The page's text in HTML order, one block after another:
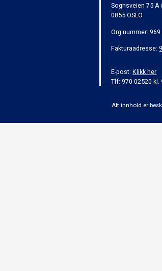
Sognsveien 75 A
0855 OSLO
Org.nummer:
Fakturaadresse:
E-post:Klikk her
Tlf: 970 02520 kl.
Alt innhold er